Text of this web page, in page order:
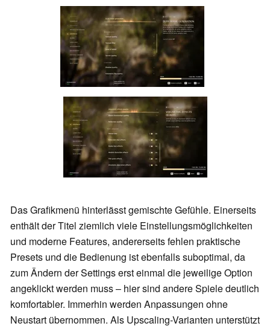
Das Grafikmenü hinterlässt gemischte Gefühle. Einerseits
enthält der Titel ziemlich viele Einstellungsmöglichkeiten
und moderne Features, andererseits fehlen praktische
Presets und die Bedienung ist ebenfalls suboptimal, da
zum Ändern der Settings erst einmal die jeweilige Option
angeklickt werden muss – hier sind andere Spiele deutlich
komfortabler. Immerhin werden Anpassungen ohne
Neustart übernommen. Als Upscaling-Varianten unterstützt